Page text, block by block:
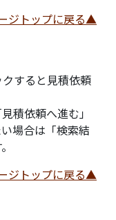
ジトップに戻る▲
すると見積依頼
積依頼へ進む」
場合は「検索結
ジトップに戻る▲